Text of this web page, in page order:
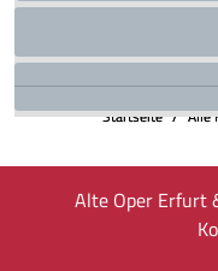
Startseite Alle
Alte Oper Erfurt